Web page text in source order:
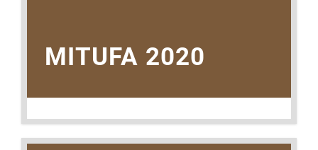
MITUFA 2020